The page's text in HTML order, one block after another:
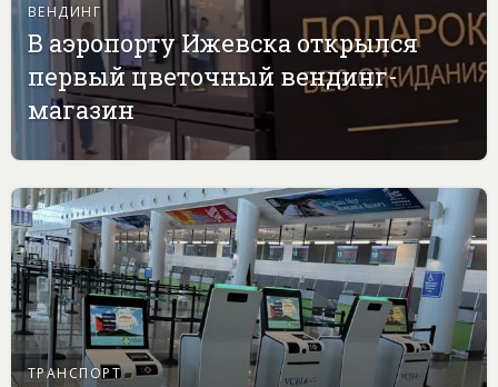
ВЕНДИНГ
В аэропорту Ижевска открылся
первый цветочный вендинг-
магазин
ТРАНСПОРТ